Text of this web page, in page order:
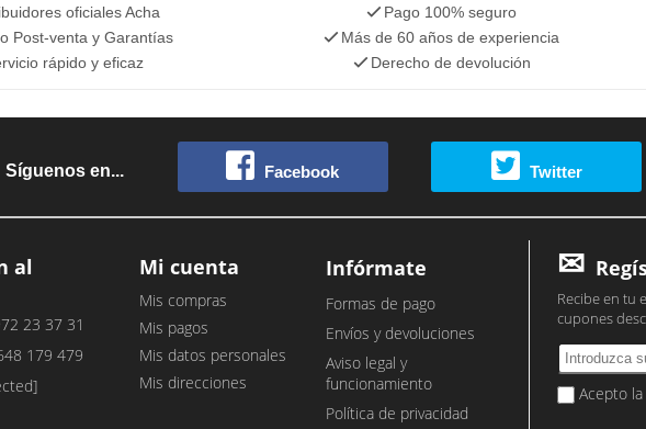
oficiales Acha
Post-venta y Garantías
rápido y eficaz
Pago 100% seguro
Más de 60 años de experiencia
Derecho de devolución
Síguenos en... Facebook Twitter
al
23 37 31
179 479
Mi cuenta
Mis compras
Mis pagos
Mis datos personales
Mis direcciones
Infórmate
Formas de pago
Envíos y devoluciones
Aviso legal y
funcionamiento
Política de privacidad
Recibe en tu
cupones
Acepto la